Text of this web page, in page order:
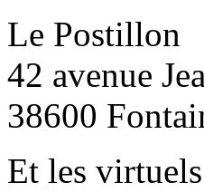
Le Postillon
42 avenue
38600
Et les